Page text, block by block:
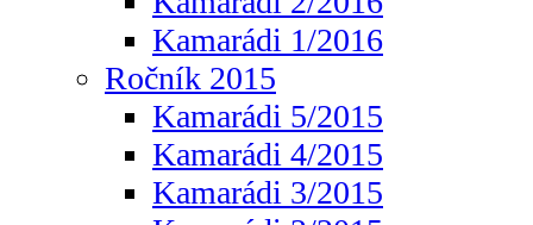
Kamarádi 1/2016
Ročník 2015
Kamarádi 5/2015
Kamarádi 4/2015
Kamarádi 3/2015